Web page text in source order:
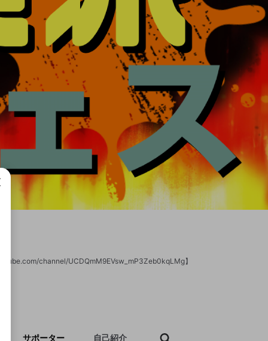
channel/UCDQmM9EVsw_mP3Zeb0kqLMg】
サポーター 自己紹介